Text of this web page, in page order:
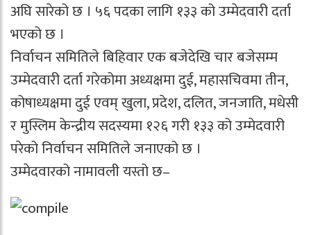
अघि सारेको छ । ५६ पदका लागि १३३ को उम्मेदवारी दर्ता
भएको छ ।
निर्वाचन समितिले बिहिवार एक बजेदेखि चार बजेसम्म
उम्मेदवारी दर्ता गरेकोमा अध्यक्षमा दुई, महासचिवमा तीन,
कोषाध्यक्षमा दुई एवम् खुला, प्रदेश, दलित, जनजाति, मधेसी
र मुस्लिम केन्द्रीय सदस्यमा १२६ गरी १३३ को उम्मेदवारी
परेको निर्वाचन समितिले जनाएको छ ।
उम्मेदवारको नामावली यस्तो छ–